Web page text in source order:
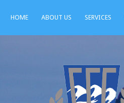
HOME ABOUT US SERVICES